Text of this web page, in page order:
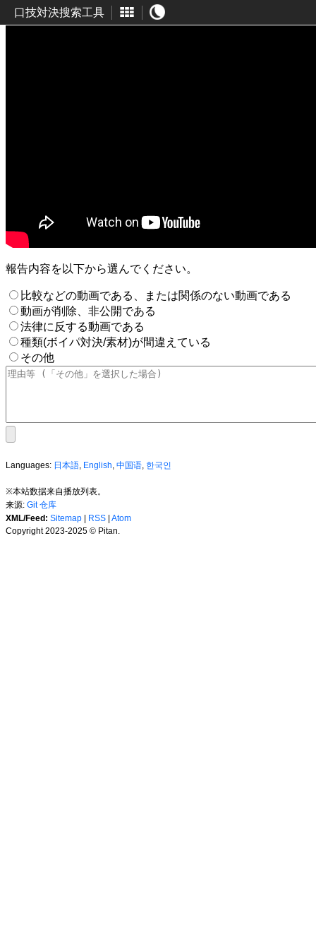
口技対決搜索工具
報告内容を以下から選んでください。
比較などの動画である、または関係のない動画である
動画が削除、非公開である
法律に反する動画である
種類(ボイパ対決/素材)が間違えている
その他
Languages: 日本語, English, 中国语, 한국인
※本站数据来自播放列表。
来源: Git 仓库
XML/Feed: Sitemap RSS Atom
Copyright 2023-2025 © Pitan.